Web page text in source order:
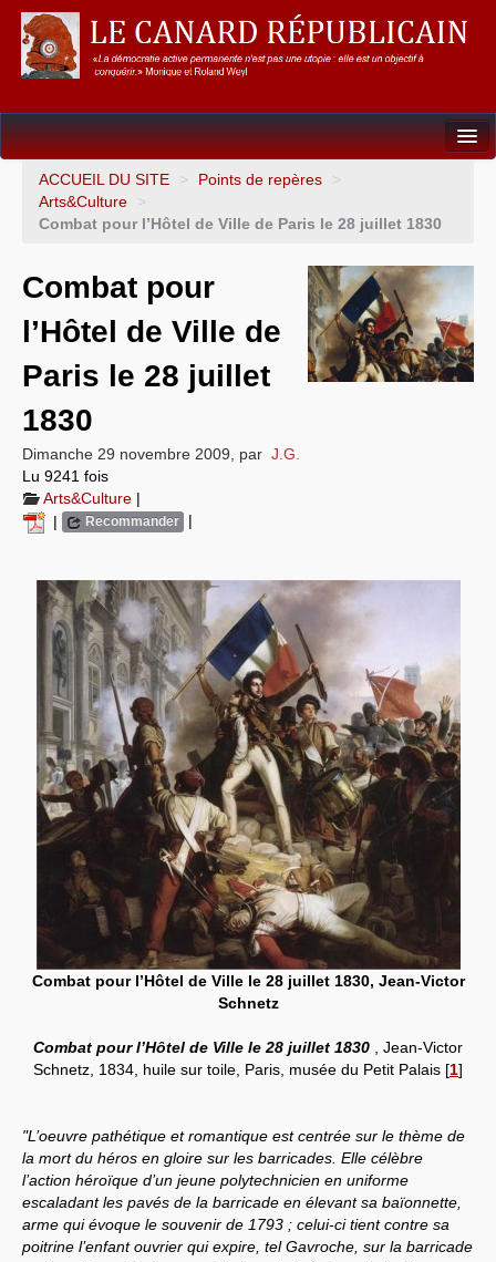
Dossiers
L’Union européenne
Un éléphant, ça trompe énormément !
Gouvernance mondiale & mondialisation
L’Empire américain
Systèmes & société sous contrôle
Crises "Covid-19 & H1N1"
Guerre en Ukraine
ACCUEIL DU SITE > Points de repères
>
Arts&Culture
>
Combat pour l’Hôtel de Ville de Paris le 28 juillet 1830
Combat pour
l’Hôtel de Ville de
Paris le 28 juillet
1830
Dimanche 29 novembre 2009 par J.G.
Lu 9241 fois
Arts&Culture |
|
Recommander |
Combat pour l’Hôtel de Ville le 28 juillet 1830, Jean-Victor
Schnetz
Combat pour l’Hôtel de Ville le 28 juillet 1830
, Jean-Victor
Schnetz, 1834, huile sur toile, Paris, musée du Petit Palais [1]
"L’oeuvre pathétique et romantique est centrée sur le thème de
la mort du héros en gloire sur les barricades. Elle célèbre
l’action héroïque d’un jeune polytechnicien en uniforme
escaladant les pavés de la barricade en élevant sa baïonnette,
arme qui évoque le souvenir de 1793 ; celui-ci tient contre sa
poitrine l’enfant ouvrier qui expire, tel Gavroche, sur la barricade